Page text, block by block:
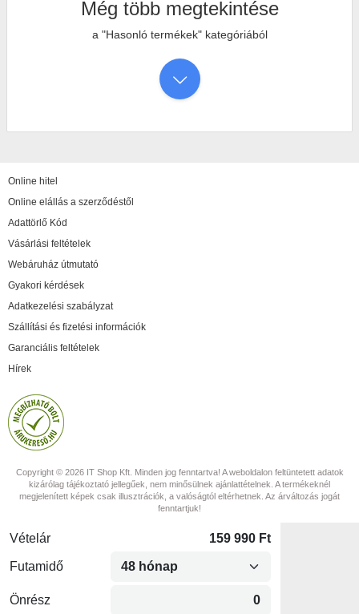
Még több megtekintése
a "Hasonló termékek" kategóriából
Online hitel
Online elállás a szerződéstől
Adattörlő Kód
Vásárlási feltételek
Webáruház útmutató
Gyakori kérdések
Adatkezelési szabályzat
Szállítási és fizetési információk
Garanciális feltételek
Hírek
Copyright © 2026 IT Shop Kft. Minden jog fenntartva! A weboldalon feltüntetett adatok
kizárólag tájékoztató jellegűek, nem minősülnek ajánlattételnek. A termékeknél
megjelenített képek csak illusztrációk, a valóságtól eltérhetnek. Az árváltozás jogát
fenntartjuk!